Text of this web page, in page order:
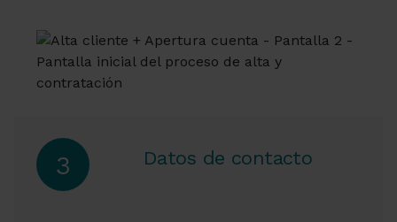
3 Datos de contacto